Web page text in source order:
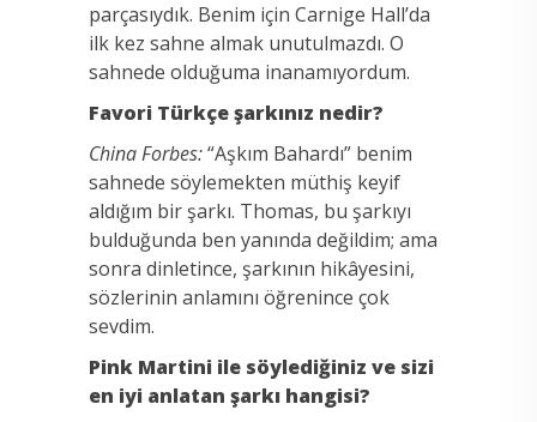
parçasıydık. Benim için Carnige Hall’da
ilk kez sahne almak unutulmazdı. O
sahnede olduğuma inanamıyordum.
Favori Türkçe şarkınız nedir?
China Forbes:“Aşkım Bahardı” benim
sahnede söylemekten müthiş keyif
aldığım bir şarkı. Thomas, bu şarkıyı
bulduğunda ben yanında değildim; ama
sonra dinletince, şarkının hikâyesini,
sözlerinin anlamını öğrenince çok
sevdim.
Pink Martini ile söylediğiniz ve sizi
en iyi anlatan şarkı hangisi?